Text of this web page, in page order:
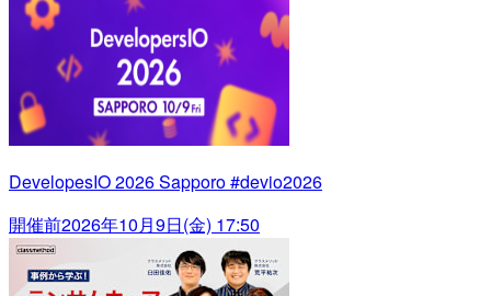
DevelopesIO 2026 Sapporo #devio2026
開催前2026年10月9日(金) 17:50